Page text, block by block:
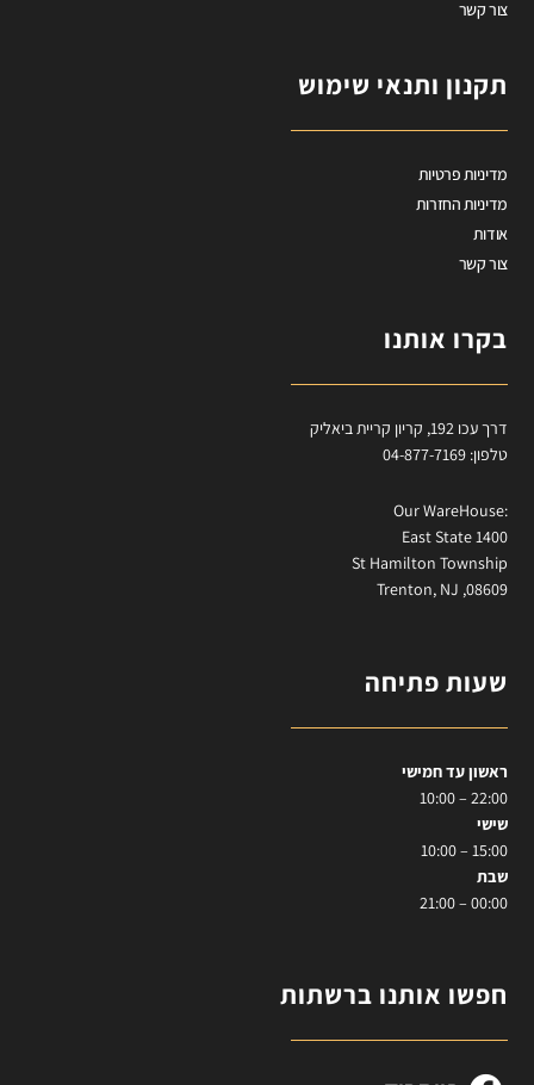
צור קשר
תקנון ותנאי שימוש
מדיניות פרטיות
מדיניות החזרות
אודות
צור קשר
בקרו אותנו
דרך עכו 192, קריון קריית ביאליק
טלפון: 04-877-7169
:Our WareHouse
East State 1400
St Hamilton Township
Trenton, NJ ,08609
שעות פתיחה
ראשון עד חמישי
22:00 – 10:00
שישי
15:00 – 10:00
שבת
00:00 – 21:00
חפשו אותנו ברשתות